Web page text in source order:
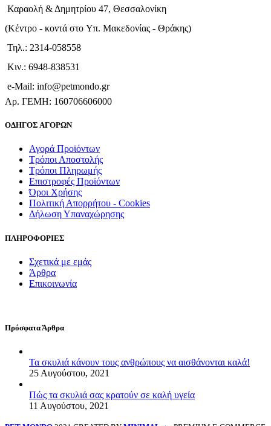
Καραολή & Δημητρίου 47, Θεσσαλονίκη
(Kέντρο - κοντά στο Yπ. Μακεδονίας - Θράκης)
Τηλ.: 2314-058558
Κιν.: 6948-838531
e-Mail: info@petmondo.gr
Aρ. ΓΕΜΗ: 160706606000
ΟΔΗΓΟΣ ΑΓΟΡΩΝ
Αγορά Προϊόντων
Τρόποι Αποστολής
Τρόποι Πληρωμής
Επιστροφές Προϊόντων
Όροι Χρήσης
Πολιτική Απορρήτου - Cookies
Δήλωση Υπαναχώρησης
ΠΛΗΡΟΦΟΡΙΕΣ
Σχετικά με εμάς
Άρθρα
Επικοινωνία
Πρόσφατα Άρθρα
Τα σκυλιά κάνουν τους ανθρώπους να αισθάνονται καλά!
25 Αυγούστου, 2021
Πώς τα σκυλιά σας κρατούν σε καλή υγεία
11 Αυγούστου, 2021